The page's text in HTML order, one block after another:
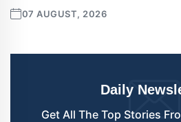
07 AUGUST, 2026
Daily
Get All The Top Stories